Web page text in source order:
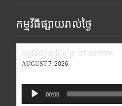
កម្មវិធីផ្សាយរាល់ថ្ងៃ
កម្មវិធីផ្សាយថ្ងៃសុក្រ 07.08.2026
AUGUST 7, 2026
Audio
Player
00:00